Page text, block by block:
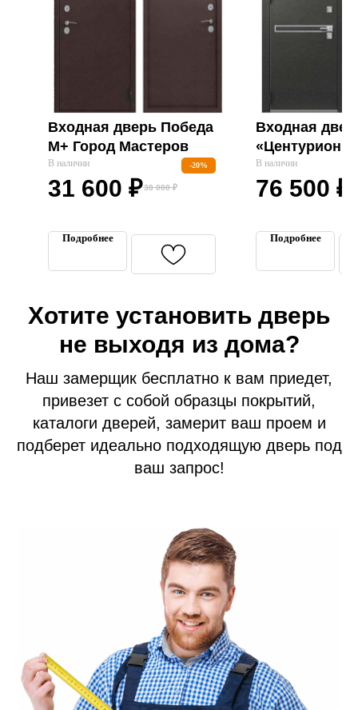
-20%
Входная дверь Победа
М+ Город Мастеров
В наличии
31 600 ₽38 000 ₽
Подробнее
Входная
«Центурион
(Графит
Белый)»
В наличии
76 500 ₽
Подробнее
Хотите установить дверь
не выходя из дома?
Наш замерщик бесплатно к вам приедет,
привезет с собой образцы покрытий,
каталоги дверей, замерит ваш проем и
подберет идеально подходящую дверь под
ваш запрос!
+7 (913) 031 41 21
info@prom124.ru
Гаражные ворота
Тамбурные двери
Подъездные двери
Перегородки на этаж
Технические двери
Термодвери в дом
Входные двери